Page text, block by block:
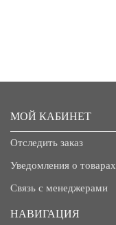
МОЙ КАБИНЕТ
Отследить заказ
Уведомления о товарах
Связь с менеджерами
НАВИГАЦИЯ